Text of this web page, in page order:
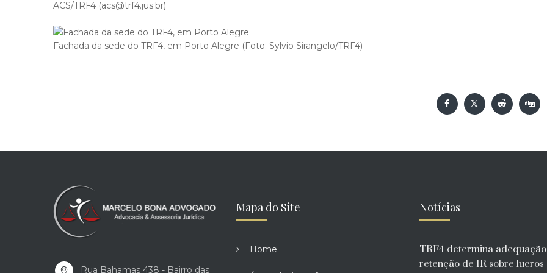
ACS/TRF4 (acs@trf4.jus.br)
Fachada da sede do TRF4, em Porto Alegre (Foto: Sylvio Sirangelo/TRF4)
Rua Bahamas 438 - Bairro das
Mapa do Site
Home
Notícias
TRF4 determina
retenção de IR sobre lucros